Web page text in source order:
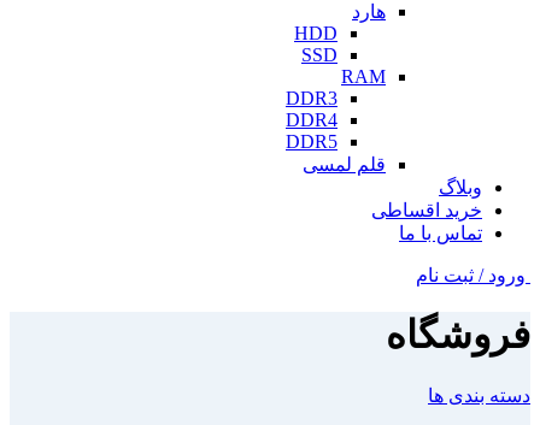
هارد
HDD
SSD
RAM
DDR3
DDR4
DDR5
قلم لمسی
وبلاگ
خرید اقساطی
تماس با ما
ورود / ثبت نام
فروشگاه
دسته بندی ها